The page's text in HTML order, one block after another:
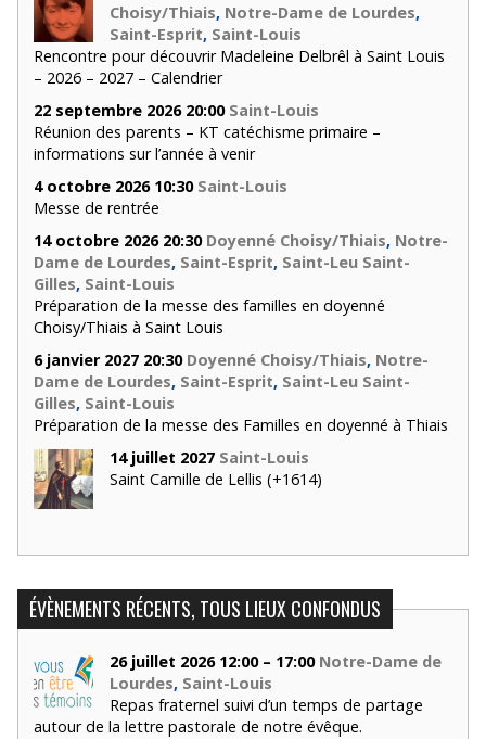
Choisy/Thiais, Notre-Dame de Lourdes,
Saint-Esprit, Saint-Louis
Rencontre pour découvrir Madeleine Delbrêl à Saint Louis
– 2026 – 2027 – Calendrier
22 septembre 2026 20:00 Saint-Louis
Réunion des parents – KT catéchisme primaire –
informations sur l’année à venir
4 octobre 2026 10:30 Saint-Louis
Messe de rentrée
14 octobre 2026 20:30 Doyenné Choisy/Thiais, Notre-
Dame de Lourdes, Saint-Esprit, Saint-Leu Saint-
Gilles, Saint-Louis
Préparation de la messe des familles en doyenné
Choisy/Thiais à Saint Louis
6 janvier 2027 20:30 Doyenné Choisy/Thiais, Notre-
Dame de Lourdes, Saint-Esprit, Saint-Leu Saint-
Gilles, Saint-Louis
Préparation de la messe des Familles en doyenné à Thiais
14 juillet 2027 Saint-Louis
Saint Camille de Lellis (+1614)
ÉVÈNEMENTS RÉCENTS, TOUS LIEUX CONFONDUS
26 juillet 2026 12:00 – 17:00 Notre-Dame de
Lourdes, Saint-Louis
Repas fraternel suivi d’un temps de partage
autour de la lettre pastorale de notre évêque.